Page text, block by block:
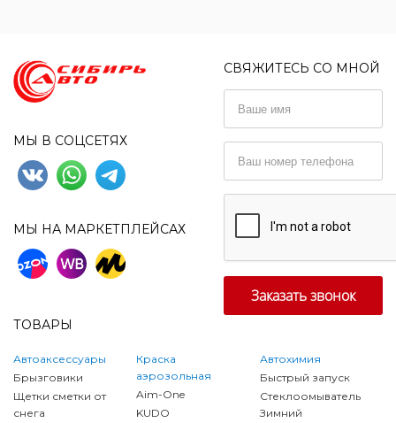
МЫ В СОЦСЕТЯХ
МЫ НА МАРКЕТПЛЕЙСАХ
СВЯЖИТЕСЬ СО МНОЙ
ТОВАРЫ
Автоаксессуары
Брызговики
Щетки сметки от
снега
Краска
аэрозольная
Aim-One
KUDO
Автохимия
Быстрый запуск
Стеклоомыватель
Зимний